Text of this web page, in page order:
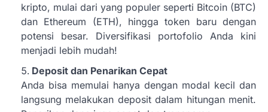
kripto, mulai dari yang populer seperti Bitcoin (BTC)
dan Ethereum (ETH), hingga token baru dengan
potensi besar. Diversifikasi portofolio Anda kini
menjadi lebih mudah!
Deposit dan Penarikan Cepat
Anda bisa memulai hanya dengan modal kecil dan
langsung melakukan deposit dalam hitungan menit.